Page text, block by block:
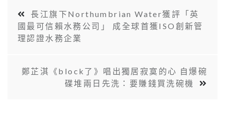
長江旗下Northumbrian Water獲評「英
國最可信賴水務公司」 成全球首獲ISO創新管
理認證水務企業
鄭芷淇《block了》唱出獨居寂寞的心 自爆碗
碟堆兩日先洗：要賺錢買洗碗機